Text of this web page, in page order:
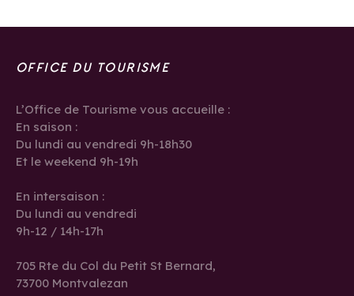
OFFICE DU TOURISME
L’Office de Tourisme vous accueille :
En saison :
Du lundi au vendredi 9h-18h30
Et le weekend 9h-19h
En intersaison :
Du lundi au vendredi
9h-12 / 14h-17h
705 Rte du Col du Petit St Bernard,
73700 Montvalezan